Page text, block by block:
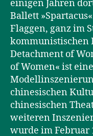
einigen Jahren
Ballett
Flaggen, ganz im
kommunistischen
Detachment of
of Women« ist
chinesischen
chinesischen
weiteren
wurde im Februar